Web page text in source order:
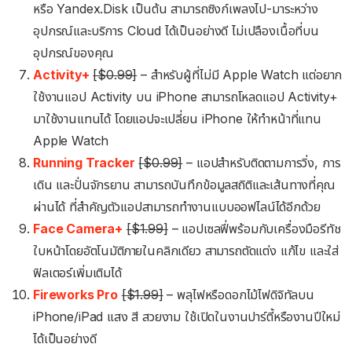
หรือ Yandex.Disk เป็นต้น สามารถซิงก์เพลงไป-มาระหว่าง
อุปกรณ์และบริการ Cloud ได้เป็นอย่างดี ไม่เปลืองเนื้อที่บน
อุปกรณ์ของคุณ
Activity+ [$0.99]– สำหรับผู้ที่ไม่มี Apple Watch แต่อยาก
ใช้งานแอป Activity บน iPhone สามารถโหลดแอป Activity+
มาใช้งานแทนได้ โดยแอปจะเปลี่ยน iPhone ให้ทำหน้าที่แทน
Apple Watch
Running Tracker [$0.99]– แอปสำหรับติดตามการวิ่ง, การ
เดิน และปั่นจักรยาน สามารถบันทึกข้อมูลสถิติและเส้นทางที่คุณ
ผ่านได้ ที่สำคัญตัวแอปสามารถทำงานแบบออฟไลน์ได้อีกด้วย
Face Camera+ [$1.99]– แอปเซลฟี่พร้อมกับเครื่องมือรีทัช
ใบหน้าโดยอัตโนมัติภายในคลิกเดียว สามารถตัดแต่ง แก้ไข และใส่
ฟิลเตอร์เพิ่มเติมได้
Fireworks Pro [$1.99]– พลุไฟหรือดอกไม้ไฟดิจิทัลบน
iPhone/iPad แสง สี สวยงาม ใช้เปิดในงานปาร์ตี้หรืองานปีใหม่
ได้เป็นอย่างดี